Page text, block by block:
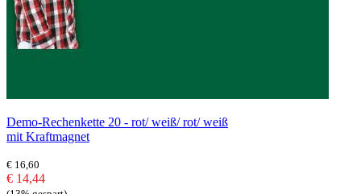
Demo-Rechenkette 20 - rot/ weiß/ rot/ weiß
mit Kraftmagnet
€ 16,60
€ 14,44